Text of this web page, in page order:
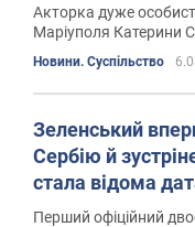
Акторка дуже
Маріуполя Катерини
Новини. Суспільство
Зеленський
Сербію й
стала відома
Перший офіційний